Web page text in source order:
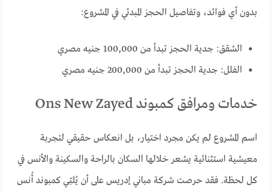
بدون أي فوائد، وتفاصيل الحجز المبدئي في المشروع:
الشقق: جدية الحجز تبدأ من 100,000 جنيه مصري
الفلل: جدية الحجز تبدأ من 200,000 جنيه مصري
خدمات ومرافق كمبوند Ons New Zayed
اسم المشروع لم يكن مجرد اختيار، بل انعكاس حقيقي لتجربة
معيشية استثنائية يشعر خلالها السكان بالراحة والسكينة والأنس في
كل لحظة. فقد حرصت شركة مباني إدريس على أن يُلبّي كمبوند أُنس